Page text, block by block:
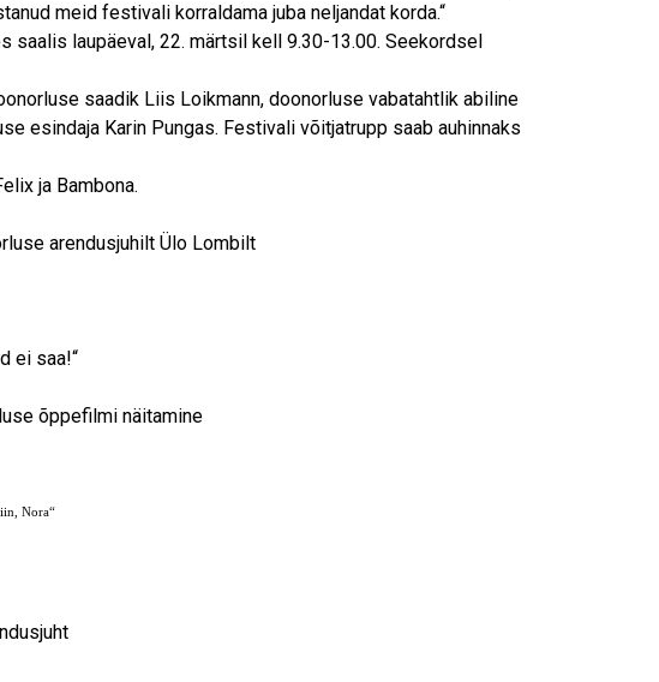
meid festivali korraldama juba neljandat korda.“
saalis laupäeval, 22. märtsil kell 9.30-13.00. Seekordsel
saadik Liis Loikmann, doonorluse vabatahtlik abiline
esindaja Karin Pungas. Festivali võitjatrupp saab auhinnaks
ja Bambona.
arendusjuhilt Ülo Lombilt
ei saa!“
õppefilmi näitamine
Nora“